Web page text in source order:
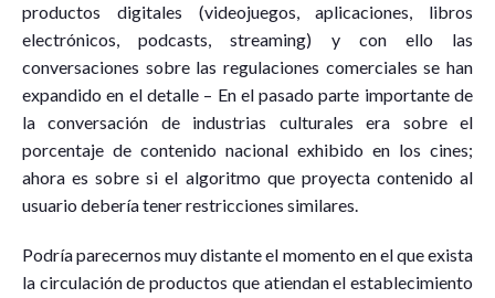
productos digitales (videojuegos, aplicaciones, libros
electrónicos, podcasts, streaming) y con ello las
conversaciones sobre las regulaciones comerciales se han
expandido en el detalle – En el pasado parte importante de
la conversación de industrias culturales era sobre el
porcentaje de contenido nacional exhibido en los cines;
ahora es sobre si el algoritmo que proyecta contenido al
usuario debería tener restricciones similares.
Podría parecernos muy distante el momento en el que exista
la circulación de productos que atiendan el establecimiento